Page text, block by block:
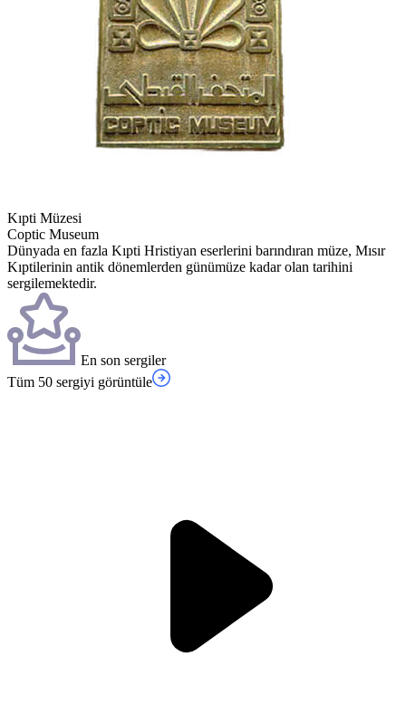
Kıpti Müzesi
Coptic Museum
Dünyada en fazla Kıpti Hristiyan eserlerini barındıran müze, Mısır
Kıptilerinin antik dönemlerden günümüze kadar olan tarihini
sergilemektedir.
En son sergiler
Tüm 50 sergiyi görüntüle